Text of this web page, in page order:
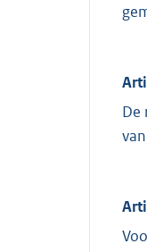
De